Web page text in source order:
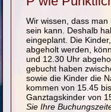
Wir wissen, dass
sein kann. Deshalb
eingeplant. Die
abgeholt werden,
und 12.30 Uhr
gebucht haben
sowie die Kinder die
kommen von 15.45
Ganztagskinder von
Sie Ihre